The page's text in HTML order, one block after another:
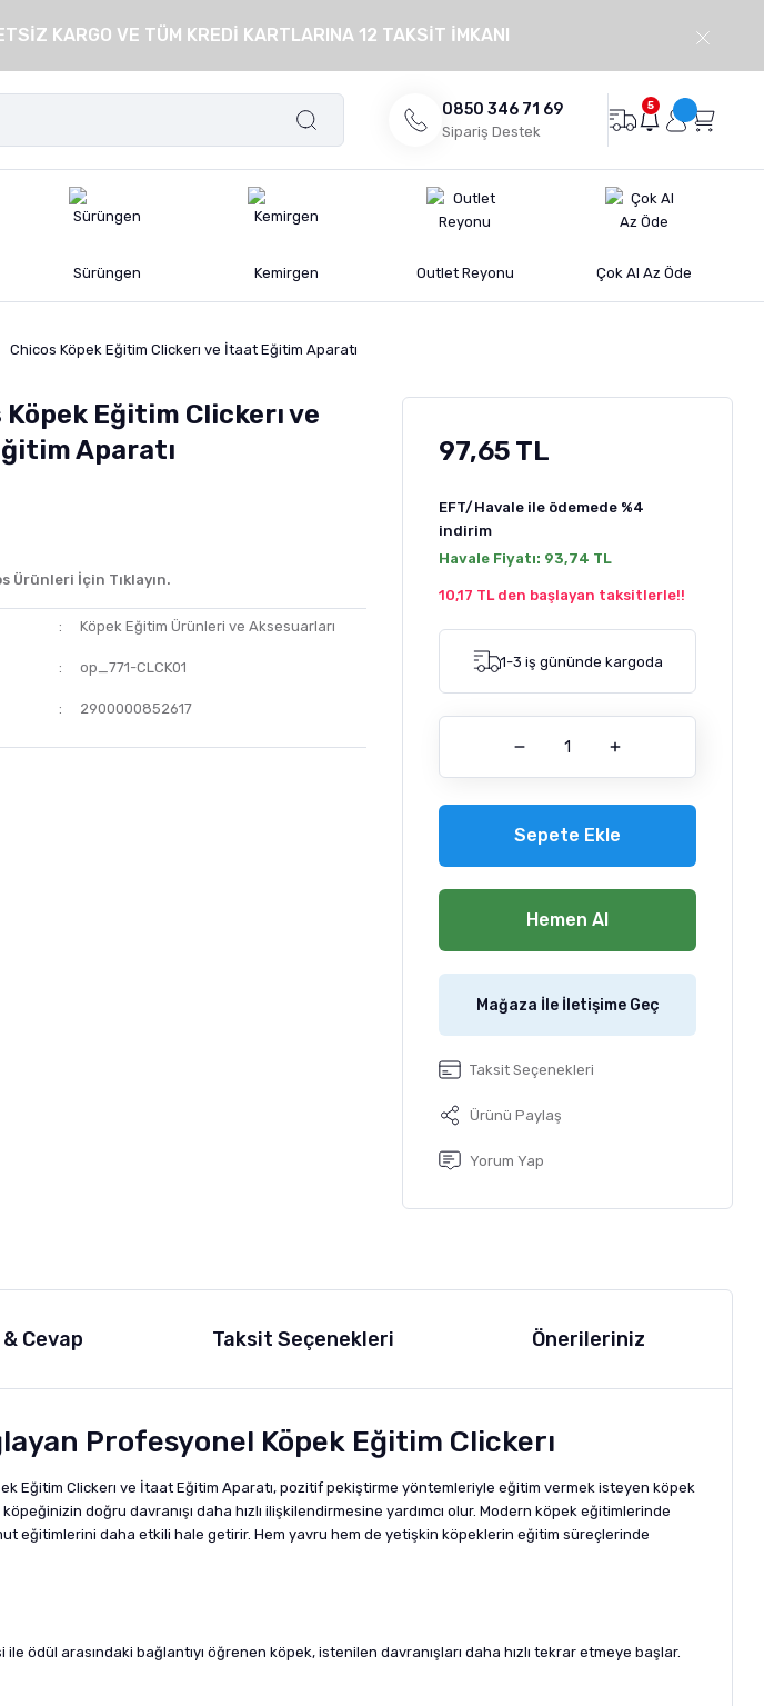
KARGO VE TÜM KREDİ KARTLARINA 12 TAKSİT İMKANI
0850 346 71 69
Sipariş Destek
5
Sürüngen Kemirgen Outlet Reyonu Çok Al Az Öde
Chicos Köpek Eğitim Clickerı ve İtaat Eğitim Aparatı
Köpek Eğitim Clickerı ve
Aparatı
Ürünleri İçin Tıklayın.
Köpek Eğitim Ürünleri ve Aksesuarları
op_771-CLCK01
2900000852617
97,65 TL
EFT/Havale ile ödemede %4
indirim
Havale Fiyatı: 93,74 TL
10,17 TL den başlayan taksitlerle!!
1-3 iş gününde kargoda
Sepete Ekle
Hemen Al
Mağaza İle İletişime Geç
Taksit Seçenekleri
Ürünü Paylaş
Yorum Yap
Cevap Taksit Seçenekleri Önerileriniz
Profesyonel Köpek Eğitim Clickerı
Eğitim Clickerı ve İtaat Eğitim Aparatı, pozitif pekiştirme yöntemleriyle eğitim vermek isteyen köpek
doğru davranışı daha hızlı ilişkilendirmesine yardımcı olur. Modern köpek eğitimlerinde
eğitimlerini daha etkili hale getirir. Hem yavru hem de yetişkin köpeklerin eğitim süreçlerinde
ödül arasındaki bağlantıyı öğrenen köpek, istenilen davranışları daha hızlı tekrar etmeye başlar.